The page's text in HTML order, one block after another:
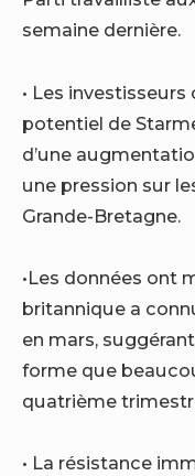
semaine dernière.
• Les
potentiel de
d’une
une pression sur
Grande-Bretagne.
•Les données ont
britannique a
en mars,
forme que
quatrième
• La résistance